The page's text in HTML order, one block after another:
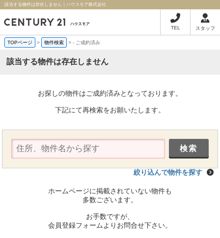
該当する物件は存在しません｜ハウスモア株式会社
TEL スタッフ
TOPページ > 物件検索 >- ご成約済み
該当する物件は存在しません
お探しの物件はご成約済みとなっております。
下記にて再検索をお願いたします。
絞り込んで物件を探す
ホームページに掲載されていない物件も
多数ございます。
お手数ですが、
会員登録フォームよりお問合せ下さい。